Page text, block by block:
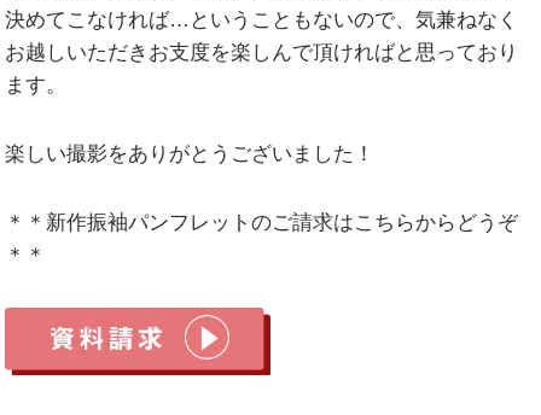
決めてこなければ…ということもないので、気兼ねなく
お越しいただきお支度を楽しんで頂ければと思っており
ます。
楽しい撮影をありがとうございました！
＊＊新作振袖パンフレットのご請求はこちらからどうぞ
＊＊